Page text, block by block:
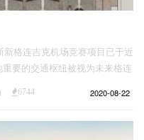
格连吉克机场竞赛项目已于近
要的交通枢纽被视为未来格连
6744 2020-08-22